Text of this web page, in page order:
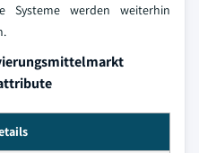
Systeme werden weiterhin